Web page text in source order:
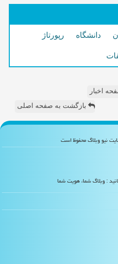
دانشگاه رپورتاژ
اخبار
بازگشت به صفحه اصلی
: وبلاگ شما، هویت شما